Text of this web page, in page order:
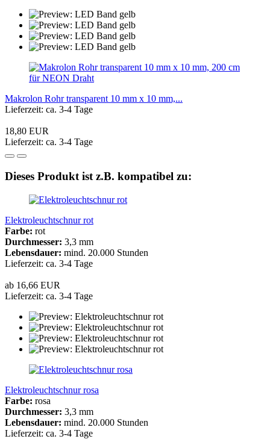
Makrolon Rohr transparent 10 mm x 10 mm,...
Lieferzeit: ca. 3-4 Tage
18,80 EUR
Lieferzeit: ca. 3-4 Tage
Dieses Produkt ist z.B. kompatibel zu:
Elektroleuchtschnur rot
Farbe: rot
Durchmesser: 3,3 mm
Lebensdauer: mind. 20.000 Stunden
Lieferzeit: ca. 3-4 Tage
ab 16,66 EUR
Lieferzeit: ca. 3-4 Tage
Elektroleuchtschnur rosa
Farbe: rosa
Durchmesser: 3,3 mm
Lebensdauer: mind. 20.000 Stunden
Lieferzeit: ca. 3-4 Tage